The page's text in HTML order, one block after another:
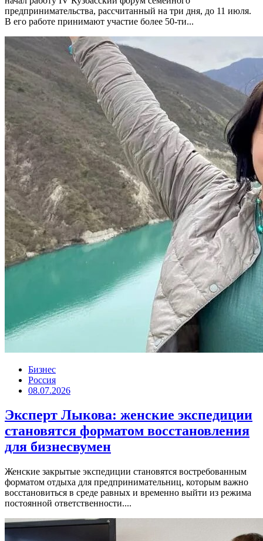
предпринимательства, рассчитанный на три дня, до 11 июля.
В его работе принимают участие более 50-ти...
Бизнес
Россия
08.07.2026
Эксперт Лыкова: женские экспедиции
становятся форматом восстановления
для бизнесвумен
Женские закрытые экспедиции становятся востребованным
форматом отдыха для предпринимательниц, которым важно
восстановиться в среде равных и временно выйти из режима
постоянной ответственности....